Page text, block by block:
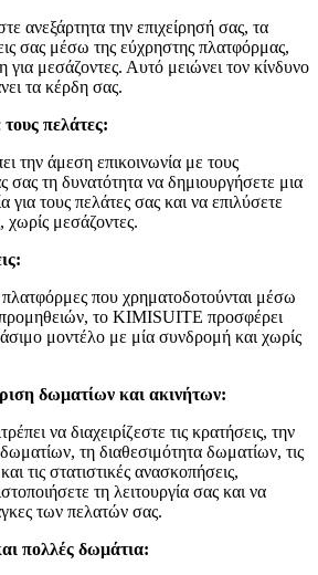
ανεξάρτητα την επιχείρησή σας, τα
σας μέσω της εύχρηστης πλατφόρμας,
για μεσάζοντες. Αυτό μειώνει τον κίνδυνο
τα κέρδη σας.
πελάτες:
την άμεση επικοινωνία με τους
σας τη δυνατότητα να δημιουργήσετε μια
για τους πελάτες σας και να επιλύσετε
χωρίς μεσάζοντες.
πλατφόρμες που χρηματοδοτούνται μέσω
το KIMISUITE προσφέρει
μοντέλο με μία συνδρομή και χωρίς
δωματίων και ακινήτων:
να διαχειρίζεστε τις κρατήσεις, την
τη διαθεσιμότητα δωματίων, τις
τις στατιστικές ανασκοπήσεις,
τη λειτουργία σας και να
των πελατών σας.
πολλές δωμάτια: